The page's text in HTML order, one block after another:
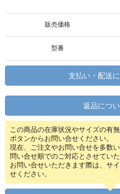
販売価格
型番
支払い・配送
返品につ
この商品の在庫状況やサイズの有
ボタンからお問い合せください。
現在、ご注文やお問い合せを多数
問い合せ順でのご対応とさせてい
お問い合せいただきます際は、サ
せください。